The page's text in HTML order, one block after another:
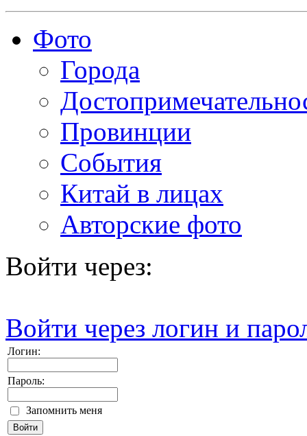
Фото
Города
Провинции
События
Китай в лицах
Авторские фото
Войти через:
Войти через логин и
Логин:
Пароль:
Запомнить меня